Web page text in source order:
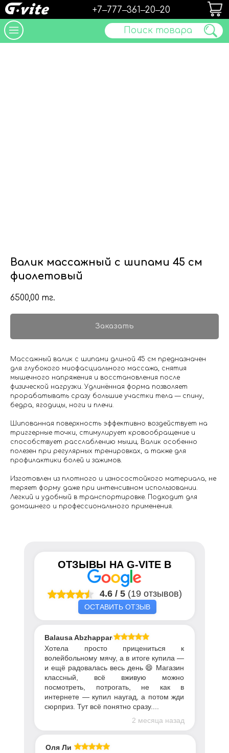
Поиск товара
+7‒777‒361‒20‒20
Валик массажный с шипами 45 см
фиолетовый
6500,00 тг.
Заказать
Массажный валик с шипами длиной 45 см предназначен
для глубокого миофасциального массажа, снятия
мышечного напряжения и восстановления после
физической нагрузки. Удлинённая форма позволяет
прорабатывать сразу большие участки тела — спину,
бедра, ягодицы, ноги и плечи.
Шипованная поверхность эффективно воздействует на
триггерные точки, стимулирует кровообращение и
способствует расслаблению мышц. Валик особенно
полезен при регулярных тренировках, а также для
профилактики болей и зажимов.
Изготовлен из плотного и износостойкого материала, не
теряет форму даже при интенсивном использовании.
Легкий и удобный в транспортировке. Подходит для
домашнего и профессионального применения.
ОТЗЫВЫ НА G-VITE В
4.6 / 5 (19 отзывов)
ОСТАВИТЬ ОТЗЫВ
Balausa Abzhapparova
Хотела просто прицениться к
волейбольному мячу, а в итоге купила —
и ещё радовалась весь день 😄 Магазин
классный, всё вживую можно
посмотреть, потрогать, не как в
интернете — купил наугад, а потом жди
сюрприз. Тут всё понятно сразу....
2 месяца назад
Оля Ли